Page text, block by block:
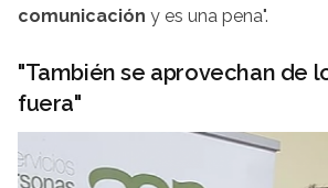
comunicación y es una pena".
"También se aprovechan de
fuera"